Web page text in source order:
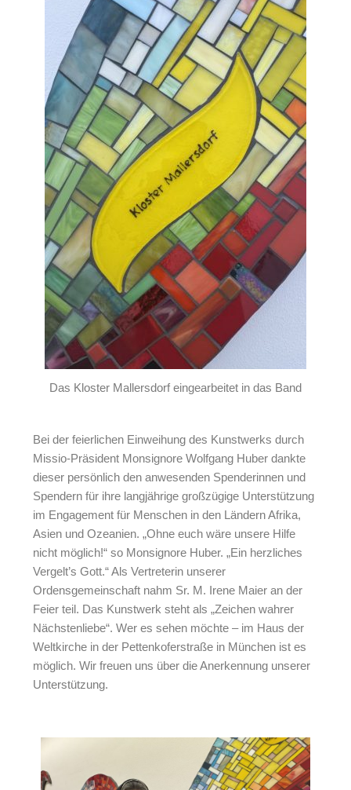
Das Kloster Mallersdorf eingearbeitet in das Band
Bei der feierlichen Einweihung des Kunstwerks durch
Missio-Präsident Monsignore Wolfgang Huber dankte
dieser persönlich den anwesenden Spenderinnen und
Spendern für ihre langjährige großzügige Unterstützung
im Engagement für Menschen in den Ländern Afrika,
Asien und Ozeanien. „Ohne euch wäre unsere Hilfe
nicht möglich!“ so Monsignore Huber. „Ein herzliches
Vergelt’s Gott.“ Als Vertreterin unserer
Ordensgemeinschaft nahm Sr. M. Irene Maier an der
Feier teil. Das Kunstwerk steht als „Zeichen wahrer
Nächstenliebe“. Wer es sehen möchte – im Haus der
Weltkirche in der Pettenkoferstraße in München ist es
möglich. Wir freuen uns über die Anerkennung unserer
Unterstützung.